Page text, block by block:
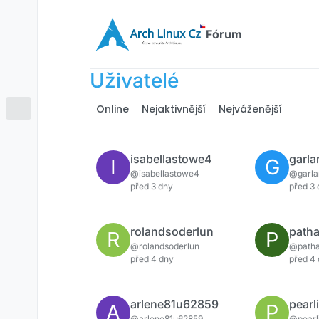
Fórum
Uživatelé
Online Nejaktivnější Nejváženější
I isabellastowe4
@isabellastowe4
před 3 dny
G
před 3
R rolandsoderlun
@rolandsoderlun
před 4 dny
P
před 4
A arlene81u62859 P